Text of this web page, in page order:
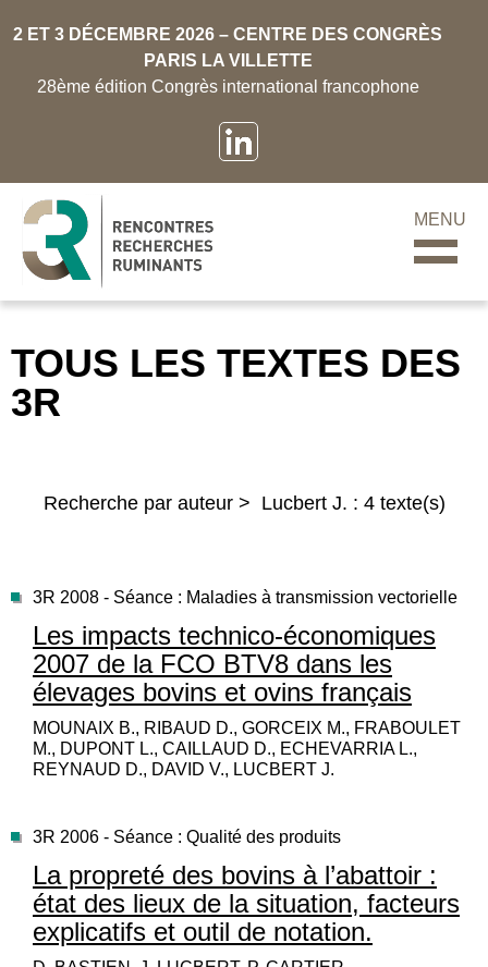
2 ET 3 DÉCEMBRE 2026 – CENTRE DES CONGRÈS
PARIS LA VILLETTE
28ème édition Congrès international francophone
MENU
TOUS LES TEXTES DES
3R
Recherche par auteur > Lucbert J. : 4 texte(s)
3R 2008 - Séance : Maladies à transmission vectorielle
Les impacts technico-économiques
2007 de la FCO BTV8 dans les
élevages bovins et ovins français
MOUNAIX B., RIBAUD D., GORCEIX M., FRABOULET
M., DUPONT L., CAILLAUD D., ECHEVARRIA L.,
REYNAUD D., DAVID V., LUCBERT J.
3R 2006 - Séance : Qualité des produits
La propreté des bovins à l’abattoir :
état des lieux de la situation, facteurs
explicatifs et outil de notation.